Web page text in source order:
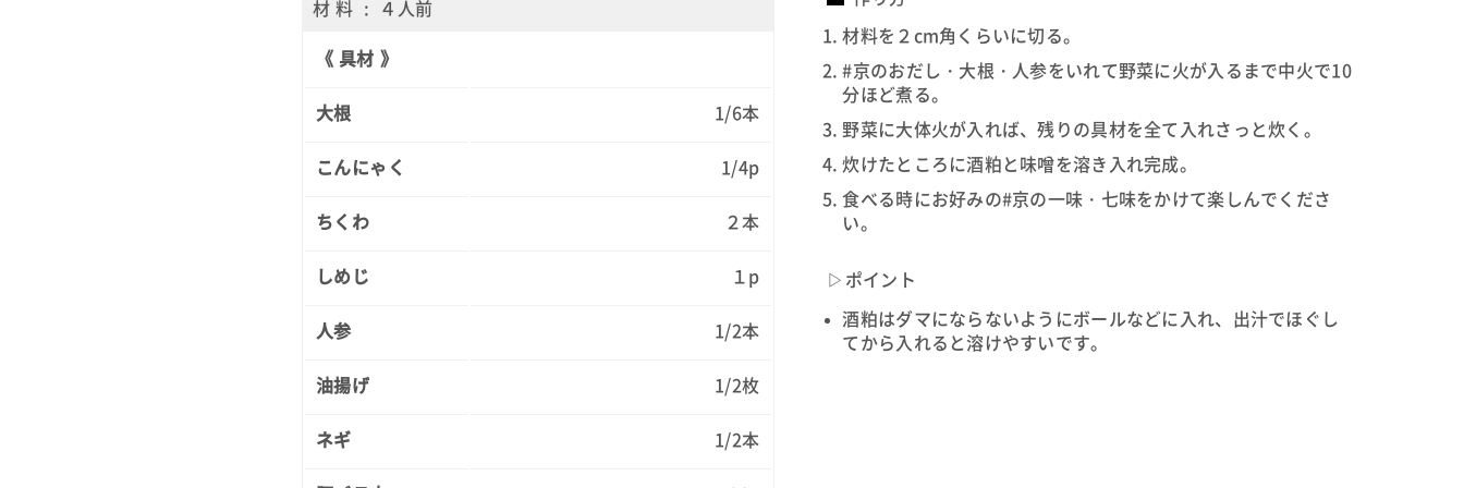
材 料 : ４人前
《 具材 》
大根 1/6本
こんにゃく 1/4p
ちくわ ２本
しめじ １p
人参 1/2本
油揚げ 1/2枚
ネギ 1/2本
材料を２cm角くらいに切る。
#京のおだし・大根・人参をいれて野菜に火が入るまで中火で10
分ほど煮る。
野菜に大体火が入れば、残りの具材を全て入れさっと炊く。
炊けたところに酒粕と味噌を溶き入れ完成。
食べる時にお好みの#京の一味・七味をかけて楽しんでくださ
い。
▷ポイント
酒粕はダマにならないようにボールなどに入れ、出汁でほぐし
てから入れると溶けやすいです。